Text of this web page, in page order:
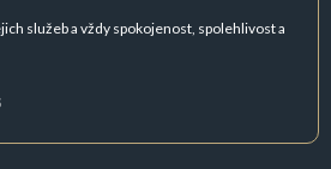
služeb a vždy spokojenost, spolehlivost a